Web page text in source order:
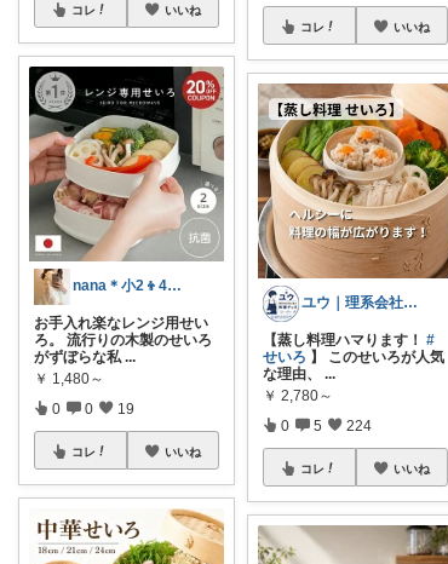
コレ いいね
nana＊小2👦4才👦 知育ママ
お手入れ楽なレンジ用せい
ろ。 流行りの木製のせいろ
がずぼらな私 ...
￥ 1,480～
0 0 19
コレ いいね
コレ いいね
ユウ｜理系会社員が選ぶ料理グッズ
【蒸し料理ハマります！#
せいろ 】 このせいろが人気
な理由、
...
￥ 2,780～
0 5 224
コレ いいね